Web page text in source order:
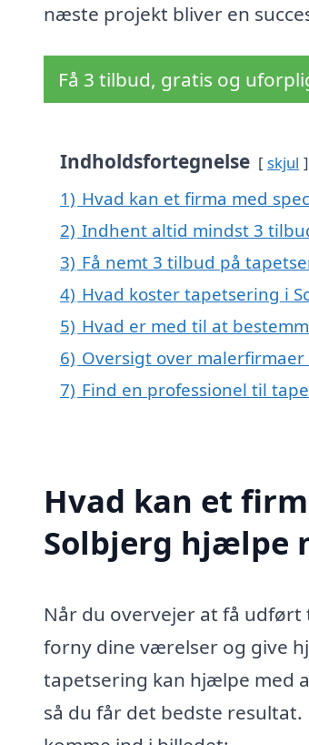
næste projekt bliver en
Få 3 tilbud, gratis og
Indholdsfortegnelse skjul
1) Hvad kan et firma med
2) Indhent altid mindst 3
3) Få nemt 3 tilbud på
4) Hvad koster tapetsering i
5) Hvad er med til at
6) Oversigt over
7) Find en professionel til
Hvad kan et
Solbjerg hjælpe
Når du overvejer at få
forny dine værelser og give
tapetsering kan hjælpe med
så du får det bedste